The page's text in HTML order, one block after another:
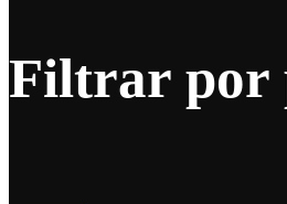
Filtrar por